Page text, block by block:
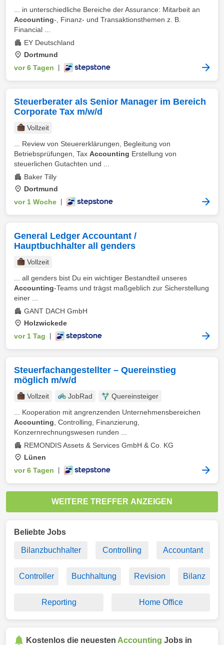
... in unterschiedliche Bereiche der Assurance: Mitarbeit an
Accounting-, Finanz- und Transaktionsthemen z. B.
Financial ...
EY Deutschland
Dortmund
vor 6 Tagen
Steuerberater als Senior Manager im Bereich
Corporate Tax m/w/d
Vollzeit
... Review von Steuererklärungen, Begleitung von
Betriebsprüfungen, Tax Accounting Erstellung von
steuerlichen Gutachten und ...
Baker Tilly
Dortmund
vor 1 Woche
General Ledger Accountant /
Hauptbuchhalter all genders
Vollzeit
... all genders bist Du ein wichtiger Bestandteil unseres
Accounting-Teams und trägst maßgeblich zur Sicherstellung
einer ...
GANT DACH GmbH
Holzwickede
vor 1 Tag
Steuerfachangestellter – Quereinstieg
möglich m/w/d
Vollzeit JobRad
Quereinsteiger
... Kooperation mit angrenzenden Unternehmensbereichen
Accounting , Controlling, Finanzierung,
Konzernrechnungswesen runden ...
REMONDIS Assets & Services GmbH & Co. KG
Lünen
vor 6 Tagen
WEITERE TREFFER ANZEIGEN
Beliebte Jobs
Bilanzbuchhalter Controlling Accountant
Controller Buchhaltung Revision Bilanz
Reporting Home Office
Kostenlos die neuesten Accounting Jobs in